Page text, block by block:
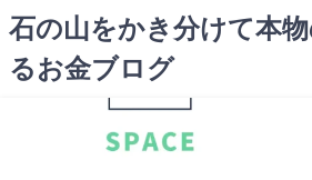
コ
ン
テ
石の山をかき分けて本
るお金ブログ